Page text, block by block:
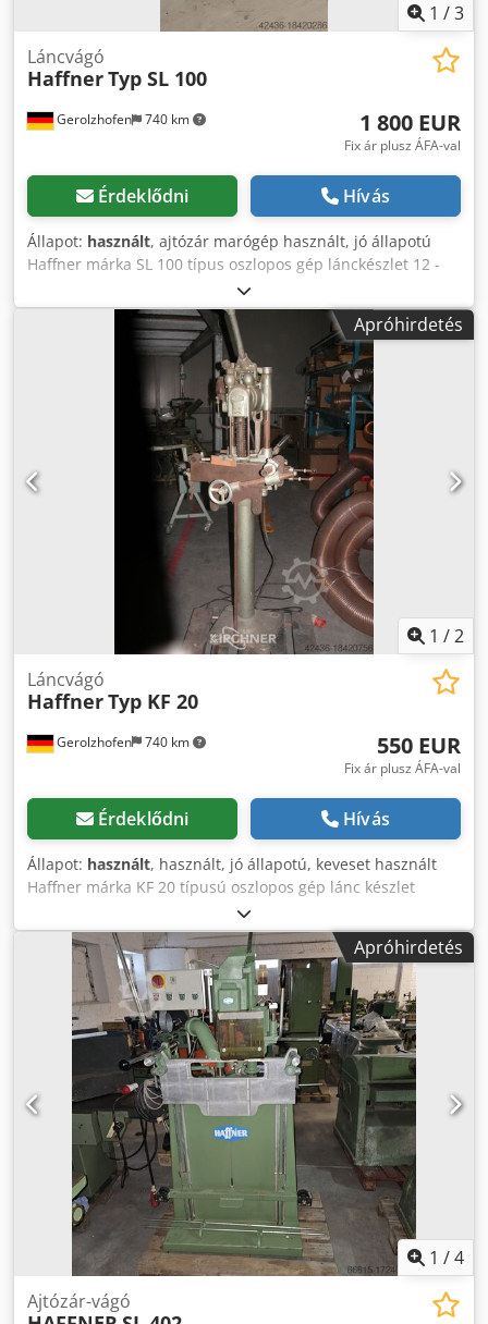
1 /3
Gerolzhofen 740 km
Láncvágó
HaffnerTyp SL 100
1 800 EUR
Fix ár plusz ÁFA-val
Érdeklődni Hívás
Állapot: használt, ajtózár marógép használt, jó állapotú
Haffner márka SL 100 típus oszlopos gép lánckészlet 12 -
17 / 50 x 150 mm munkadarab támaszték fogantyúlyuk
motor előlapi motor olajozó mechanikus munkadarab
befogás Helyigény kb. HxSzxH mm 1500 x 900 x 2010
Raktárhely: 97447 Gerolzhofen Átadás a jelenlegi,
átvizsgált állapotban Chsdpfx Apsvwfv Tjisa - ingyenes
Apróhirdetés
1 /2
Gerolzhofen 740 km
Láncvágó
HaffnerTyp KF 20
550 EUR
Fix ár plusz ÁFA-val
Érdeklődni Hívás
Állapot: használt, használt, jó állapotú, keveset használt
Haffner márka KF 20 típusú oszlopos gép lánc készlet
40x150 Codpfxjvwgaye Apisha munkadarab támaszték
olajozó 1 x mechanikus munkadarab befogás Helyigény kb.
HxSzxH mm 600 x 800 x 2000 teljes csatlakoztatott terhelés
1,7 kW Raktárhely: 97447 Gerolzhofen Átadás a jelenlegi,
átvizsgált állapotban - ingyenes berakodás -
Apróhirdetés
1 /4
Ajtózár-vágó